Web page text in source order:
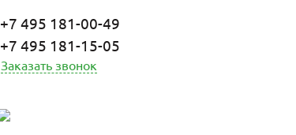
+7 495 181-00-49
+7 495 181-15-05
Заказать звонок